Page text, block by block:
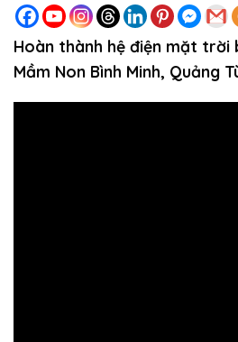
Hoàn thành hệ điện mặt
Mầm Non Bình Minh, Quảng